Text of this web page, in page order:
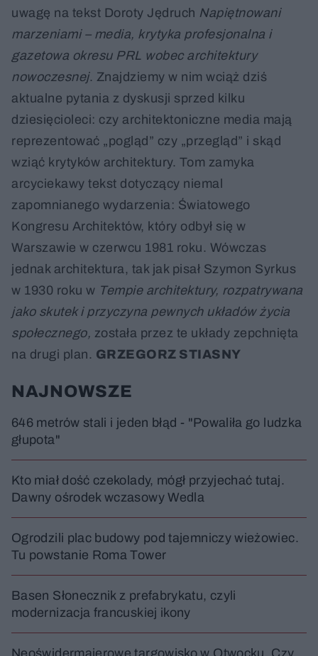
uwagę na tekst Doroty Jędruch Napiętnowani
marzeniami – media, krytyka profesjonalna i
gazetowa okresu PRL wobec architektury
nowoczesnej. Znajdziemy w nim wciąż dziś
aktualne pytania z dyskusji sprzed kilku
dziesięcioleci: czy architektoniczne media mają
reprezentować „pogląd” czy „przegląd” i skąd
wziąć krytyków architektury. Tom zamyka
arcyciekawy tekst dotyczący niemal
zapomnianego wydarzenia: Światowego
Kongresu Architektów, który odbył się w
Warszawie w czerwcu 1981 roku. Wówczas
jednak architektura, tak jak pisał Szymon Syrkus
w 1930 roku w Tempie architektury, rozpatrywana
jako skutek i przyczyna pewnych układów życia
społecznego, została przez te układy zepchnięta
na drugi plan. GRZEGORZ STIASNY
NAJNOWSZE
646 metrów stali i jeden błąd - "Powaliła go ludzka
głupota"
Kto miał dość czekolady, mógł przyjechać tutaj.
Dawny ośrodek wczasowy Wedla
Ogrodzili plac budowy pod tajemniczy wieżowiec.
Tu powstanie Roma Tower
Basen Słonecznik z prefabrykatu, czyli
modernizacja francuskiej ikony